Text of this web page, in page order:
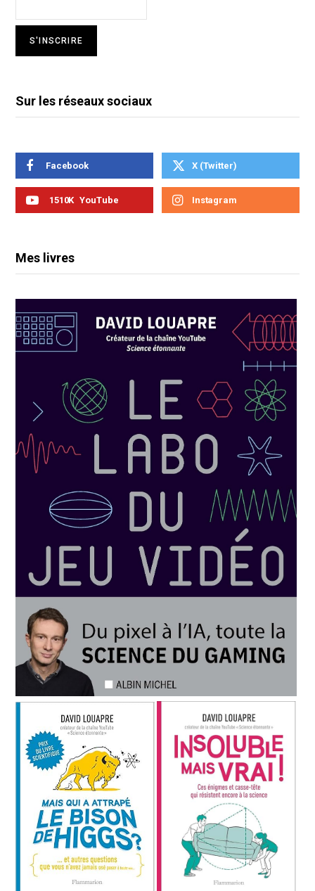
Sur les réseaux sociaux
Facebook X (Twitter)
1510K YouTube Instagram
Mes livres